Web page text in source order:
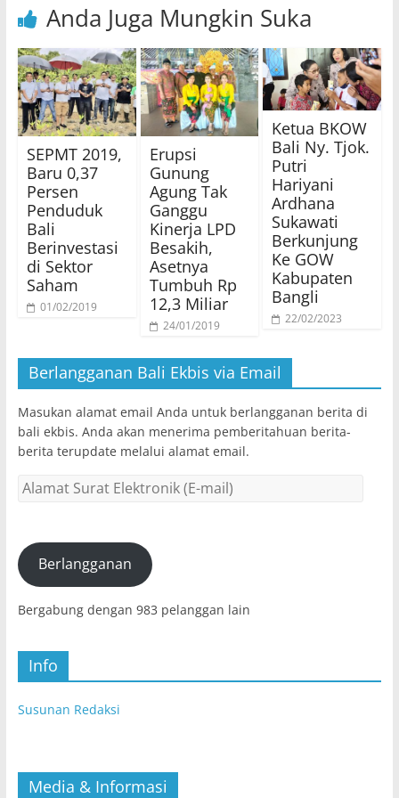
Anda Juga Mungkin Suka
SEPMT 2019,
Baru 0,37
Persen
Penduduk
Bali
Berinvestasi
di Sektor
Saham
01/02/2019
Erupsi
Gunung
Agung Tak
Ganggu
Kinerja LPD
Besakih,
Asetnya
Tumbuh Rp
12,3 Miliar
24/01/2019
Ketua BKOW
Bali Ny. Tjok.
Putri
Hariyani
Ardhana
Sukawati
Berkunjung
Ke GOW
Kabupaten
Bangli
22/02/2023
Berlangganan Bali Ekbis via Email
Masukan alamat email Anda untuk berlangganan berita di
bali ekbis. Anda akan menerima pemberitahuan berita-
berita terupdate melalui alamat email.
Alamat
(E-
mail)Berlangganan
Bergabung dengan 983 pelanggan lain
Info
Susunan Redaksi
Media & Informasi